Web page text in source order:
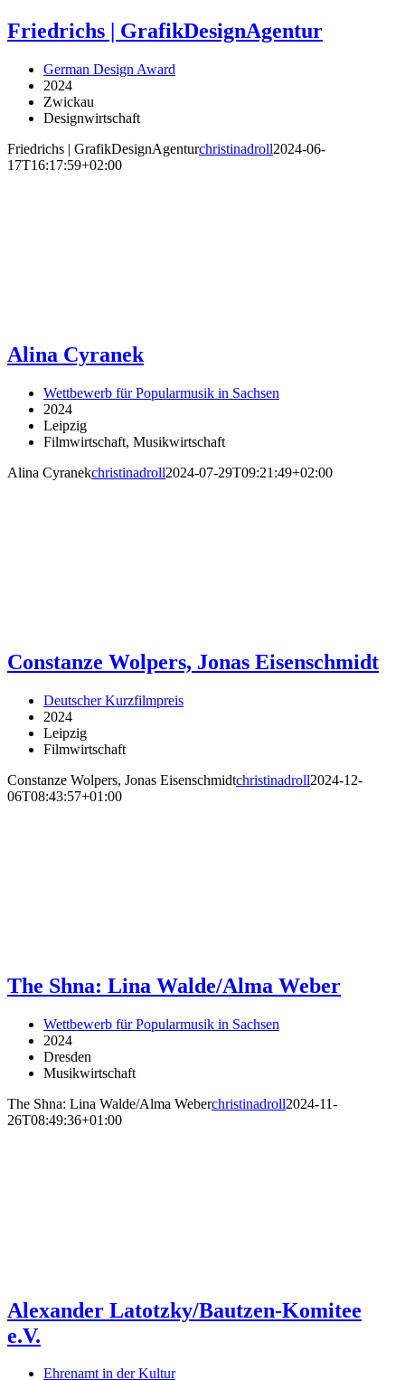
Friedrichs | GrafikDesignAgentur
German Design Award
2024
Zwickau
Designwirtschaft
Friedrichs | GrafikDesignAgenturchristinadroll2024-06-
17T16:17:59+02:00
Alina Cyranek
Wettbewerb für Popularmusik in Sachsen
2024
Leipzig
Filmwirtschaft, Musikwirtschaft
Alina Cyranekchristinadroll2024-07-29T09:21:49+02:00
Constanze Wolpers, Jonas Eisenschmidt
Deutscher Kurzfilmpreis
2024
Leipzig
Filmwirtschaft
Constanze Wolpers, Jonas Eisenschmidtchristinadroll2024-12-
06T08:43:57+01:00
The Shna: Lina Walde/Alma Weber
Wettbewerb für Popularmusik in Sachsen
2024
Dresden
Musikwirtschaft
The Shna: Lina Walde/Alma Weberchristinadroll2024-11-
26T08:49:36+01:00
Alexander Latotzky/Bautzen-Komitee
e.V.
Ehrenamt in der Kultur